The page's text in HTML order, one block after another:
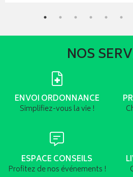
NOS
ENVOI ORDONNANCE
Simplifiez-vous la vie !
ESPACE CONSEILS
Profitez de nos événements !